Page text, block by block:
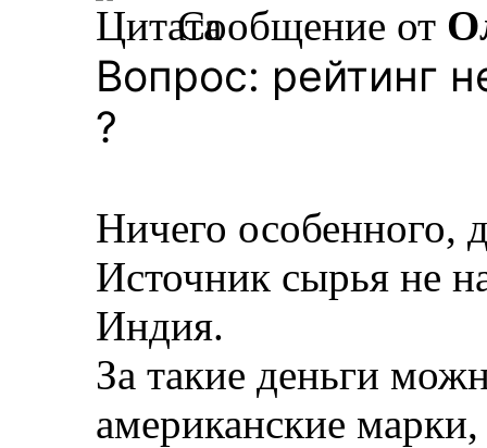
Сообщение от
Вопрос: рейтинг
?
Ничего особенного,
Источник сырья не
Индия.
За такие деньги
американские